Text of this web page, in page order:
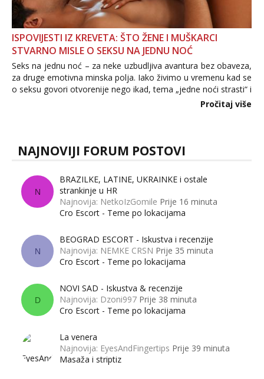
ISPOVIJESTI IZ KREVETA: ŠTO ŽENE I MUŠKARCI
STVARNO MISLE O SEKSU NA JEDNU NOĆ
Seks na jednu noć – za neke uzbudljiva avantura bez obaveza,
za druge emotivna minska polja. Iako živimo u vremenu kad se
o seksu govori otvorenije nego ikad, tema „jedne noći strasti“ i
dalje izaziva burne rasprave. Što zapravo misle žene, a što
Pročitaj više
NAJNOVIJI FORUM POSTOVI
N
BRAZILKE, LATINE, UKRAINKE i ostale
strankinje u HR
Najnovija: NetkoIzGomile Prije 16 minuta
Cro Escort - Teme po lokacijama
N
BEOGRAD ESCORT - Iskustva i recenzije
Najnovija: NEMKE CRSN Prije 35 minuta
Cro Escort - Teme po lokacijama
D
NOVI SAD - Iskustva & recenzije
Najnovija: Dzoni997 Prije 38 minuta
Cro Escort - Teme po lokacijama
La venera
Najnovija: EyesAndFingertips Prije 39 minuta
Masaža i striptiz